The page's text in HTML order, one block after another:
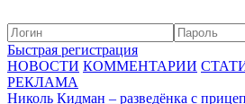
Быстрая регистрация
НОВОСТИ КОММЕНТАРИИ
РЕКЛАМА
Николь Кидман – разведёнка с